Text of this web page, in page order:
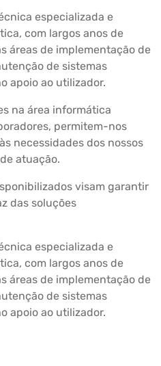
especializada e
com largos anos de
áreas de implementação de
de sistemas
apoio ao utilizador.
na área informática
permitem-nos
necessidades dos nossos
atuação.
visam garantir
das soluções
especializada e
com largos anos de
áreas de implementação de
de sistemas
apoio ao utilizador.